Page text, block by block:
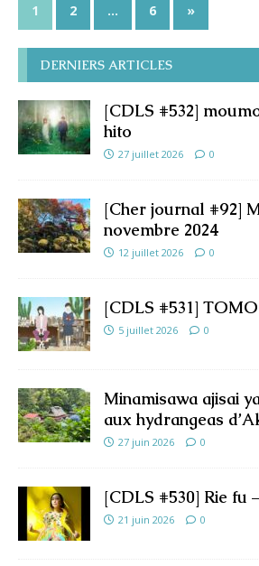
1 2 … 6 »
DERNIERS ARTICLES
[CDLS #532]
hito
27 juillet 2026 0
[Cher journal #92]
novembre 2024
12 juillet 2026 0
[CDLS #531]
5 juillet 2026 0
Minamisawa ajisai
aux hydrangeas
27 juin 2026 0
[CDLS #530] Rie fu
21 juin 2026 0